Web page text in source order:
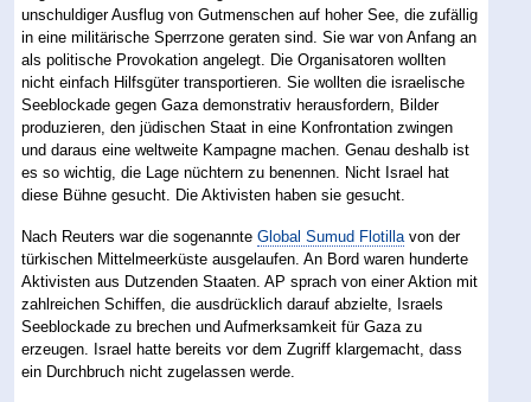
unschuldiger Ausflug von Gutmenschen auf hoher See, die zufällig
in eine militärische Sperrzone geraten sind. Sie war von Anfang an
als politische Provokation angelegt. Die Organisatoren wollten
nicht einfach Hilfsgüter transportieren. Sie wollten die israelische
Seeblockade gegen Gaza demonstrativ herausfordern, Bilder
produzieren, den jüdischen Staat in eine Konfrontation zwingen
und daraus eine weltweite Kampagne machen. Genau deshalb ist
es so wichtig, die Lage nüchtern zu benennen. Nicht Israel hat
diese Bühne gesucht. Die Aktivisten haben sie gesucht.
Nach Reuters war die sogenannteGlobal Sumud Flotilla von der
türkischen Mittelmeerküste ausgelaufen. An Bord waren hunderte
Aktivisten aus Dutzenden Staaten. AP sprach von einer Aktion mit
zahlreichen Schiffen, die ausdrücklich darauf abzielte, Israels
Seeblockade zu brechen und Aufmerksamkeit für Gaza zu
erzeugen. Israel hatte bereits vor dem Zugriff klargemacht, dass
ein Durchbruch nicht zugelassen werde.